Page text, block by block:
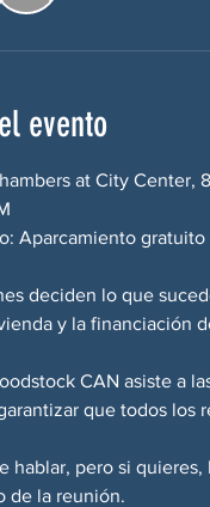
evento
at City Center,
Aparcamiento
deciden lo que
y la financiación
CAN asiste a
que todos los
hablar, pero si
de la reunión.